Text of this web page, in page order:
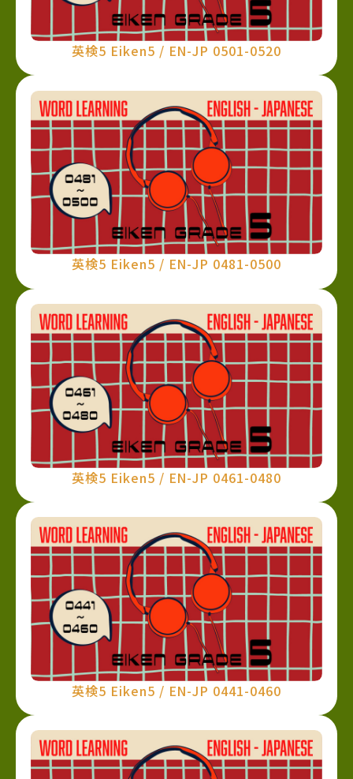
英検5 Eiken5 / EN-JP 0501-0520
英検5 Eiken5 / EN-JP 0481-0500
英検5 Eiken5 / EN-JP 0461-0480
英検5 Eiken5 / EN-JP 0441-0460